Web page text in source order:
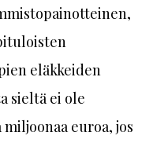
eläkkeiden
sieltä ei ole
euroa, jos